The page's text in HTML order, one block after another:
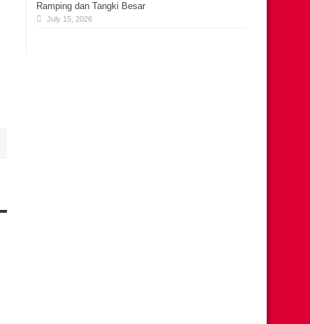
Ramping dan Tangki Besar
July 15, 2026